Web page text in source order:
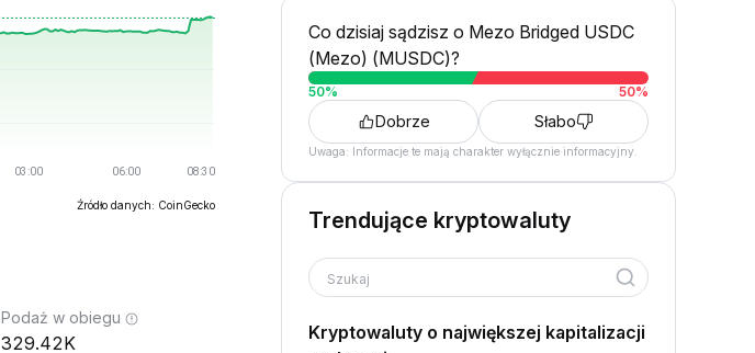
Źródło danych: CoinGecko
Podaż w obiegu
329.42K
Co dzisiaj sądzisz o Mezo Bridged USDC
(Mezo) (MUSDC)?
50% 50%
Dobrze Słabo
Uwaga: Informacje te mają charakter wyłącznie informacyjny.
Trendujące kryptowaluty
Szukaj
Kryptowaluty o największej kapitalizacji